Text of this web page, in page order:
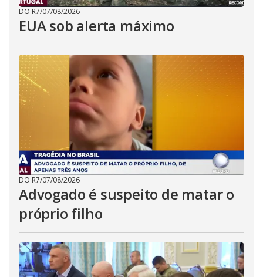
DO R7/07/08/2026
EUA sob alerta máximo
DO R7/07/08/2026
Advogado é suspeito de matar o
próprio filho